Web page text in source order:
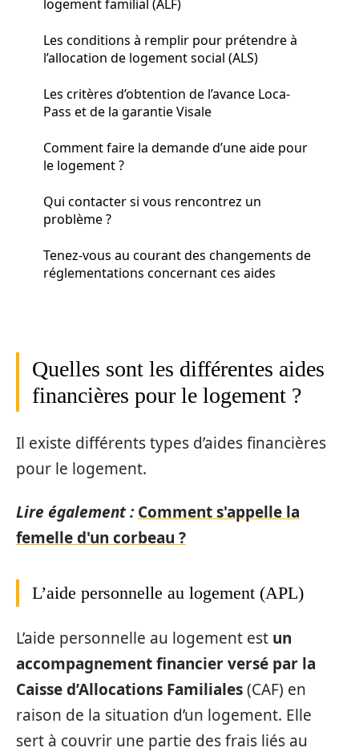
logement familial (ALF)
Les conditions à remplir pour prétendre à
l’allocation de logement social (ALS)
Les critères d’obtention de l’avance Loca-
Pass et de la garantie Visale
Comment faire la demande d’une aide pour
le logement ?
Qui contacter si vous rencontrez un
problème ?
Tenez-vous au courant des changements de
réglementations concernant ces aides
Quelles sont les différentes aides
financières pour le logement ?
Il existe différents types d’aides financières
pour le logement.
Lire également : Comment s'appelle la
femelle d'un corbeau ?
L’aide personnelle au logement (APL)
L’aide personnelle au logement est un
accompagnement financier versé par la
Caisse d’Allocations Familiales(CAF) en
raison de la situation d’un logement. Elle
sert à couvrir une partie des frais liés au